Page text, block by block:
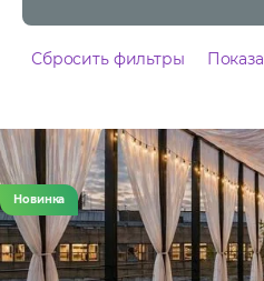
Сбросить фильтры
Новинка